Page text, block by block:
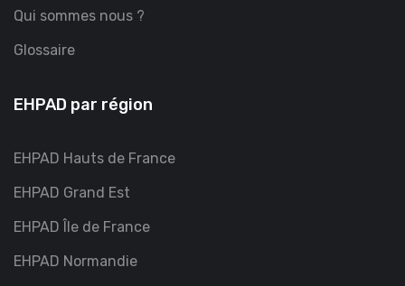
Qui sommes nous ?
Glossaire
EHPAD par région
EHPAD Hauts de France
EHPAD Grand Est
EHPAD Île de France
EHPAD Normandie